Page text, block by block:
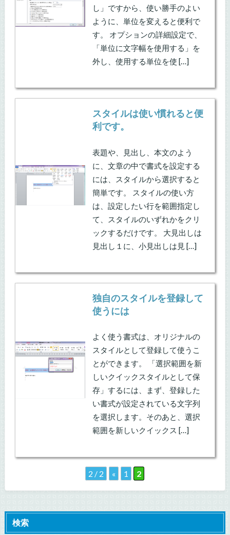
し」ですから、使い勝手のよい
ように、単位を変えると便利で
す。 オプションの詳細設定で、
「単位に文字幅を使用する」を
外し、使用する単位を使 […]
スタイルは使い慣れると便
利です。
表題や、見出し、本文のよう
に、文章の中で書式を設定する
には、スタイルから選択すると
簡単です。 スタイルの使い方
は、設定したい行を範囲指定し
て、スタイルのいずれかをクリ
ックするだけです。 大見出しは
見出し１に、小見出しは見 […]
独自のスタイルを登録して
使うには
よく使う書式は、オリジナルの
スタイルとして登録して使うこ
とができます。 「選択範囲を新
しいクイックスタイルとして保
存」するには、まず、登録した
い書式が設定されている文字列
を選択します。そのあと、選択
範囲を新しいクイックス […]
2 / 2 « 1 2
検索